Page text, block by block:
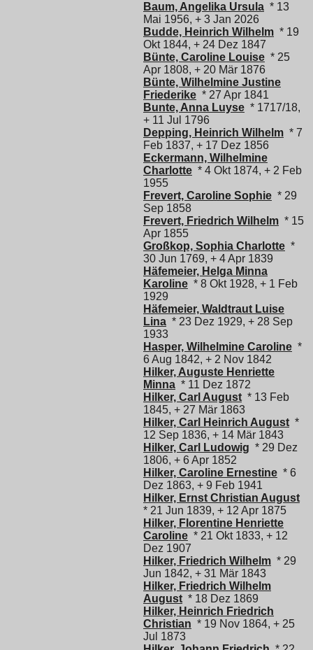
Baum, Angelika Ursula * 13
Mai 1956, + 3 Jan 2026
Budde, Heinrich Wilhelm * 19
Okt 1844, + 24 Dez 1847
Bünte, Caroline Louise * 25
Apr 1808, + 20 Mär 1876
Bünte, Wilhelmine Justine
Friederike * 27 Apr 1841
Bunte, Anna Luyse * 1717/18,
+ 11 Jul 1796
Depping, Heinrich Wilhelm * 7
Feb 1837, + 17 Dez 1856
Eckermann, Wilhelmine
Charlotte * 4 Okt 1874, + 2 Feb
1955
Frevert, Caroline Sophie * 29
Sep 1858
Frevert, Friedrich Wilhelm * 15
Apr 1855
Großkop, Sophia Charlotte *
30 Jun 1769, + 4 Apr 1839
Häfemeier, Helga Minna
Karoline * 8 Okt 1928, + 1 Feb
1929
Häfemeier, Waldtraut Luise
Lina * 23 Dez 1929, + 28 Sep
1933
Hasper, Wilhelmine Caroline *
6 Aug 1842, + 2 Nov 1842
Hilker, Auguste Henriette
Minna * 11 Dez 1872
Hilker, Carl August * 13 Feb
1845, + 27 Mär 1863
Hilker, Carl Heinrich August *
12 Sep 1836, + 14 Mär 1843
Hilker, Carl Ludowig * 29 Dez
1806, + 6 Apr 1852
Hilker, Caroline Ernestine * 6
Dez 1863, + 9 Feb 1941
Hilker, Ernst Christian August
* 21 Jun 1839, + 12 Apr 1875
Hilker, Florentine Henriette
Caroline * 21 Okt 1833, + 12
Dez 1907
Hilker, Friedrich Wilhelm * 29
Jun 1842, + 31 Mär 1843
Hilker, Friedrich Wilhelm
August * 18 Dez 1869
Hilker, Heinrich Friedrich
Christian * 19 Nov 1864, + 25
Jul 1873